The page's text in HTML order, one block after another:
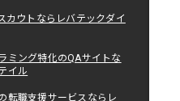
カウトならレバテックダイ
ミング特化のQAサイトな
イル
転職支援サービスならレ